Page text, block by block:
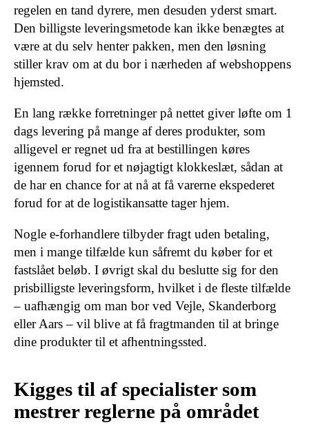
regelen en tand dyrere, men desuden yderst smart.
Den billigste leveringsmetode kan ikke benægtes at
være at du selv henter pakken, men den løsning
stiller krav om at du bor i nærheden af webshoppens
hjemsted.
En lang række forretninger på nettet giver løfte om 1
dags levering på mange af deres produkter, som
alligevel er regnet ud fra at bestillingen køres
igennem forud for et nøjagtigt klokkeslæt, sådan at
de har en chance for at nå at få varerne ekspederet
forud for at de logistikansatte tager hjem.
Nogle e-forhandlere tilbyder fragt uden betaling,
men i mange tilfælde kun såfremt du køber for et
fastslået beløb. I øvrigt skal du beslutte sig for den
prisbilligste leveringsform, hvilket i de fleste tilfælde
– uafhængig om man bor ved Vejle, Skanderborg
eller Aars – vil blive at få fragtmanden til at bringe
dine produkter til et afhentningssted.
Kigges til af specialister som
mestrer reglerne på området